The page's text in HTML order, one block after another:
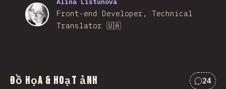
Alina Listunova
Front-end Developer, Technical
Translator 🇺🇦
Đồ họa & Hoạt ảnh 24